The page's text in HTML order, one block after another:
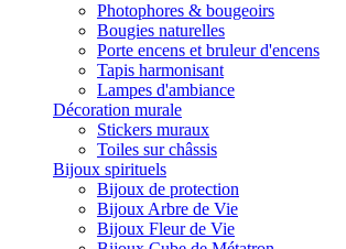
Photophores & bougeoirs
Bougies naturelles
Porte encens et bruleur d'encens
Tapis harmonisant
Lampes d'ambiance
Décoration murale
Stickers muraux
Toiles sur châssis
Bijoux spirituels
Bijoux de protection
Bijoux Arbre de Vie
Bijoux Fleur de Vie